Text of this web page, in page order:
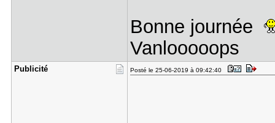
Bonne journée
Vanlooooops
Publicité Posté le 25-06-2019 à 09:42:40